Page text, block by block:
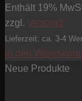
Enthält 19%
zzgl. Versand
Lieferzeit: ca. 3-4
In den Warenkorb
Neue Produkte